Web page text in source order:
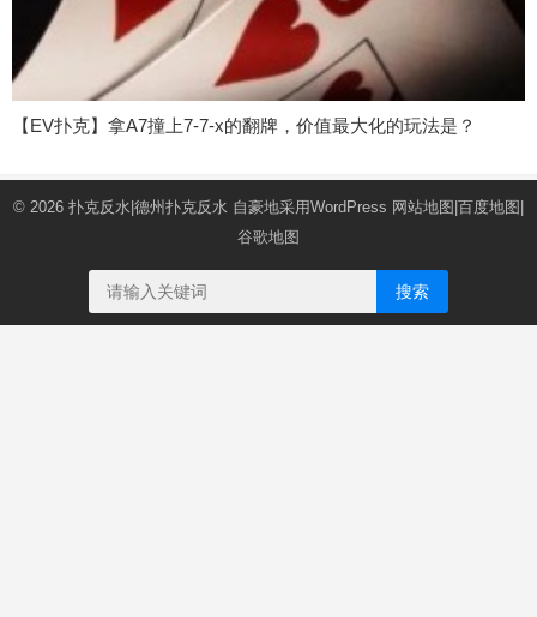
【EV扑克】拿A7撞上7-7-x的翻牌，价值最大化的玩法是？
© 2026 扑克反水|德州扑克反水 自豪地采用WordPress 网站地图 百度地图
谷歌地图
搜索